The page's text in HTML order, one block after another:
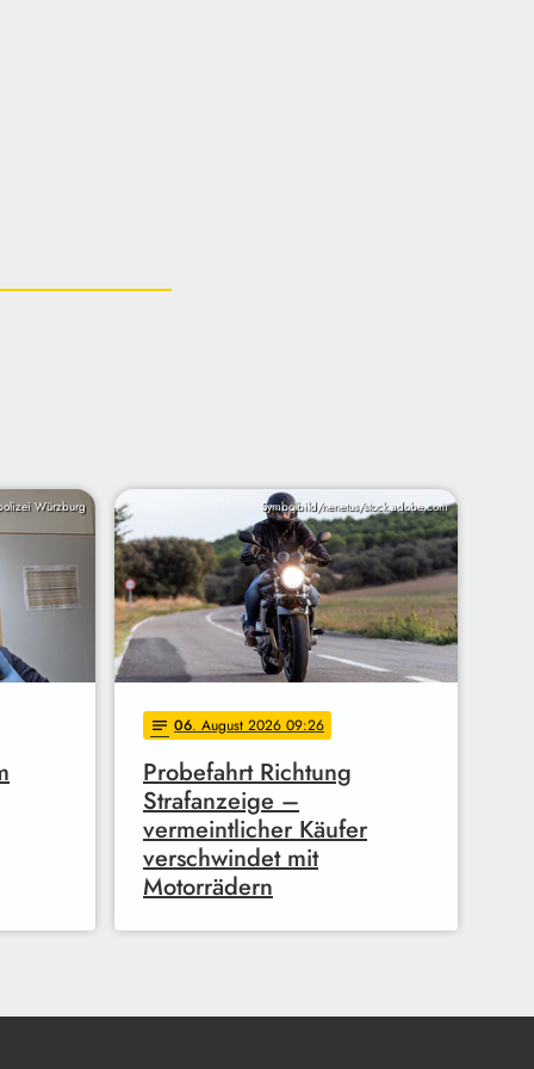
Würzburg Symbolbild/nenetus/stock.adobe.com
notes 06. August 2026 09:26
Probefahrt Richtung
Strafanzeige –
vermeintlicher Käufer
verschwindet mit
Motorrädern